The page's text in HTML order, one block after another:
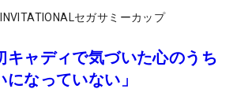
セガサミーカップ
キャディで気づいた心のうち
になっていない」